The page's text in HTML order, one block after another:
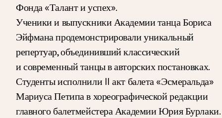
Фонда «Талант и успех».
Ученики и выпускники Академии танца Бориса
Эйфмана продемонстрировали уникальный
репертуар, объединивший классический
и современный танцы в авторских постановках.
Студенты исполнили II акт балета «Эсмеральда»
Мариуса Петипа в хореографической редакции
главного балетмейстера Академии Юрия Бурлаки.